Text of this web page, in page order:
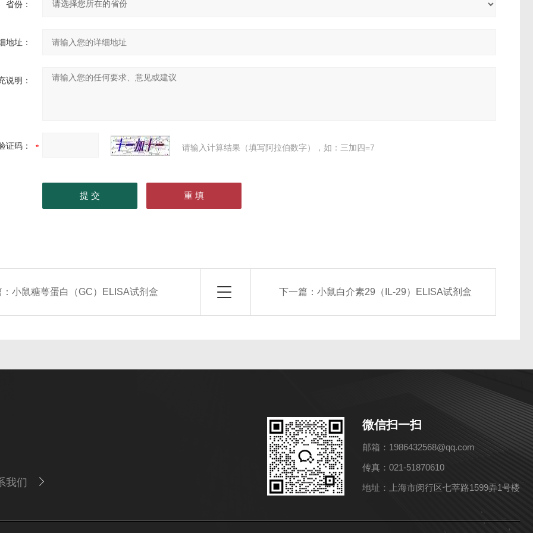
省份：
地址：
说明：
证码： 请输入计算结果（填写阿拉伯数字），如：三加四=7
：小鼠糖萼蛋白（GC）ELISA试剂盒 下一篇： 小鼠白介素29（IL-29）ELISA试剂盒
我们
微信扫一扫
邮箱：1986432568@qq.com
传真：021-51870610
地址：上海市闵行区七莘路1599弄1号楼